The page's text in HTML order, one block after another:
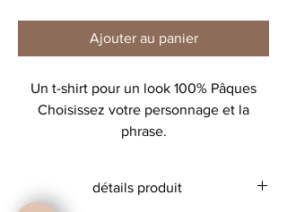
Ajouter au panier
Un t-shirt pour un look 100% Pâques
Choisissez votre personnage et la
phrase.
détails produit